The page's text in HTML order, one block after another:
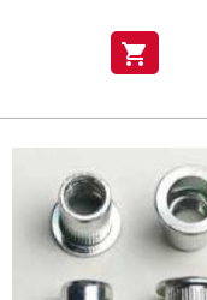
shopping_cart